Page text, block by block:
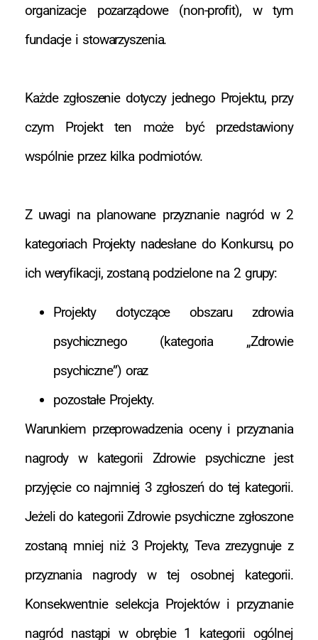
organizacje pozarządowe (non-profit), w tym
fundacje i stowarzyszenia.
Każde zgłoszenie dotyczy jednego Projektu, przy
czym Projekt ten może być przedstawiony
wspólnie przez kilka podmiotów.
Z uwagi na planowane przyznanie nagród w 2
kategoriach Projekty nadesłane do Konkursu, po
ich weryfikacji, zostaną podzielone na 2 grupy:
Projekty dotyczące obszaru zdrowia
psychicznego (kategoria „Zdrowie
psychiczne”) oraz
pozostałe Projekty.
Warunkiem przeprowadzenia oceny i przyznania
nagrody w kategorii Zdrowie psychiczne jest
przyjęcie co najmniej 3 zgłoszeń do tej kategorii.
Jeżeli do kategorii Zdrowie psychiczne zgłoszone
zostaną mniej niż 3 Projekty, Teva zrezygnuje z
przyznania nagrody w tej osobnej kategorii.
Konsekwentnie selekcja Projektów i przyznanie
nagród nastąpi w obrębie 1 kategorii ogólnej